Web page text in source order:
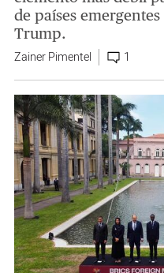
de países
Trump.
Zainer Pimentel 1